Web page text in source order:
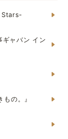
Stars-
ギャバン イン
の。』